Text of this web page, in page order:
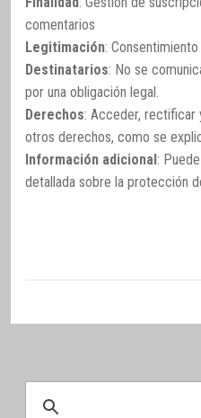
comentarios
Legitimación:
Destinatarios: No se
por una obligación legal.
Derechos: Acceder, rectificar
otros derechos, como se
Información adicional :
detallada sobre la protección